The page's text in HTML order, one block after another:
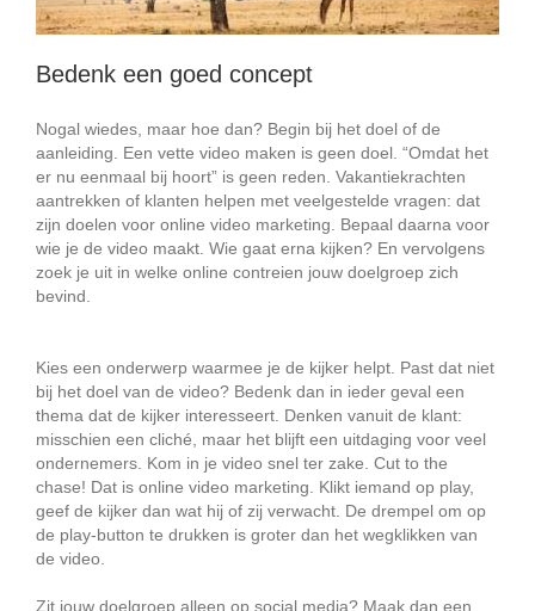
Bedenk een goed concept
Nogal wiedes, maar hoe dan? Begin bij het doel of de
aanleiding. Een vette video maken is geen doel. “Omdat het
er nu eenmaal bij hoort” is geen reden. Vakantiekrachten
aantrekken of klanten helpen met veelgestelde vragen: dat
zijn doelen voor online video marketing. Bepaal daarna voor
wie je de video maakt. Wie gaat erna kijken? En vervolgens
zoek je uit in welke online contreien jouw doelgroep zich
bevind.
Kies een onderwerp waarmee je de kijker helpt. Past dat niet
bij het doel van de video? Bedenk dan in ieder geval een
thema dat de kijker interesseert. Denken vanuit de klant:
misschien een cliché, maar het blijft een uitdaging voor veel
ondernemers. Kom in je video snel ter zake. Cut to the
chase! Dat is online video marketing. Klikt iemand op play,
geef de kijker dan wat hij of zij verwacht. De drempel om op
de play-button te drukken is groter dan het wegklikken van
de video.
Zit jouw doelgroep alleen op social media? Maak dan een